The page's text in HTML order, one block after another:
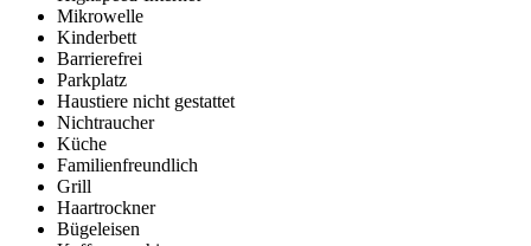
Mikrowelle
Kinderbett
Barrierefrei
Parkplatz
Haustiere nicht gestattet
Nichtraucher
Küche
Familienfreundlich
Grill
Haartrockner
Bügeleisen